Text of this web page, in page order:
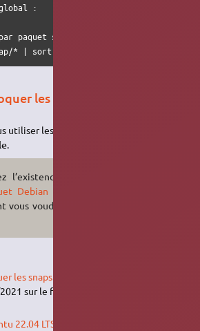
:
paquet snap :
* | sort -rh
les paquets snap
utiliser les paquets snap pour diverses
.
l’existence d’une
Debian
vous voudriez une
les snaps. Procédure pas à pas
sur le forum Ubuntu francophone
22.04 LTS